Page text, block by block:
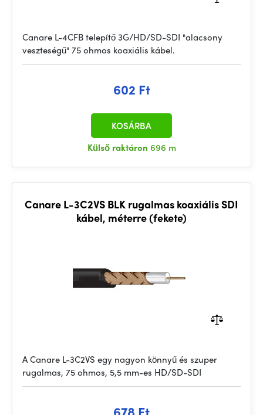
Canare L-4CFB telepítő 3G/HD/SD-SDI "alacsony
veszteségű" 75 ohmos koaxiális kábel.
602 Ft
Külső raktáron 696 m
KOSÁRBA
Canare L-3C2VS BLK rugalmas koaxiális SDI
kábel, méterre (fekete)
A Canare L-3C2VS egy nagyon könnyű és szuper
rugalmas, 75 ohmos, 5,5 mm-es HD/SD-SDI
678 Ft